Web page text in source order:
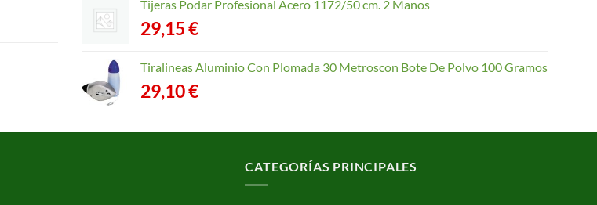
62,70 €
Tijeras Podar Profesional Acero 1172/50 cm. 2 Manos
29,15€
Tiralineas Aluminio Con Plomada 30 Metroscon Bote De Polvo 100 Gramos
29,10€
CATEGORÍAS PRINCIPALES